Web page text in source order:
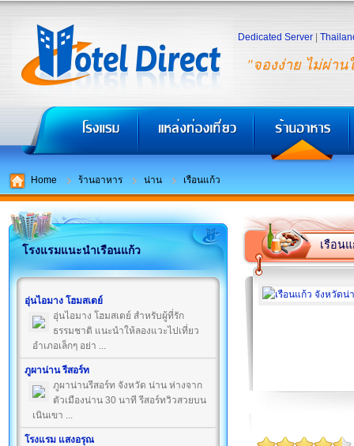
"จองง่าย ไม่ผ่าน
Dedicated Server
Home ร้านอาหาร น่าน เรือนแก้ว
โรงแรมแนะนำเรือนแก้ว
อุ่นไอมาง โฮมสเตย์
อุ่นไอมาง โฮมสเตย์ สำหรับผู้ที่รัก
ธรรมชาติ แนะนำให้ลองแวะไปเที่ยว
อำเภอเล็กๆ อย่า ...
ภูผาน่าน รีสอร์ท
ภูผาน่านรีสอร์ท จังหวัด น่าน ห่างจาก
ตัวเมืองน่าน 30 นาที รีสอร์ทวิวสวยบน
เนินเขา ...
โรงแรม แสงอรุณ
เรือน